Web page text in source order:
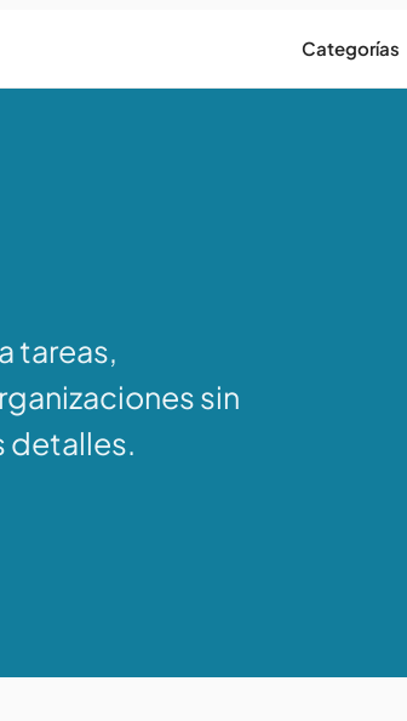
Categorías
tareas,
sin
detalles.